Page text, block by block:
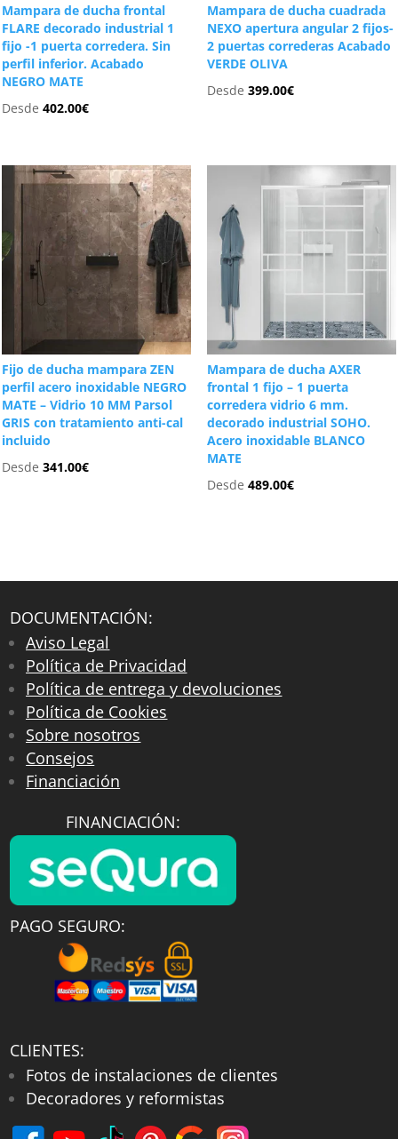
Mampara de ducha frontal
FLARE decorado industrial 1
fijo -1 puerta corredera. Sin
perfil inferior. Acabado
NEGRO MATE
Desde402.00€
Mampara de ducha cuadrada
NEXO apertura angular 2 fijos-
2 puertas correderas Acabado
VERDE OLIVA
Desde 399.00€
Fijo de ducha mampara ZEN
perfil acero inoxidable NEGRO
MATE – Vidrio 10 MM Parsol
GRIS con tratamiento anti-cal
incluido
Desde341.00€
Mampara de ducha AXER
frontal 1 fijo – 1 puerta
corredera vidrio 6 mm.
decorado industrial SOHO.
Acero inoxidable BLANCO
MATE
Desde 489.00€
DOCUMENTACIÓN:
Aviso Legal
Política de Privacidad
Política de entrega y devoluciones
Política de Cookies
Sobre nosotros
Consejos
Financiación
FINANCIACIÓN:
PAGO SEGURO:
CLIENTES:
Fotos de instalaciones de clientes
Decoradores y reformistas